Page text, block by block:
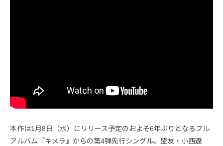
本作は1月8日（水）にリリース予定のおよそ6年ぶりとなるフル
アルバム『キメラ』からの第4弾先行シングル。盟友・小西遼